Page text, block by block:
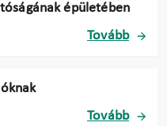
épületében
Tovább
Tovább